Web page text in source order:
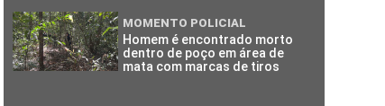
MOMENTO POLICIAL
Homem é encontrado morto
dentro de poço em área de
mata com marcas de tiros